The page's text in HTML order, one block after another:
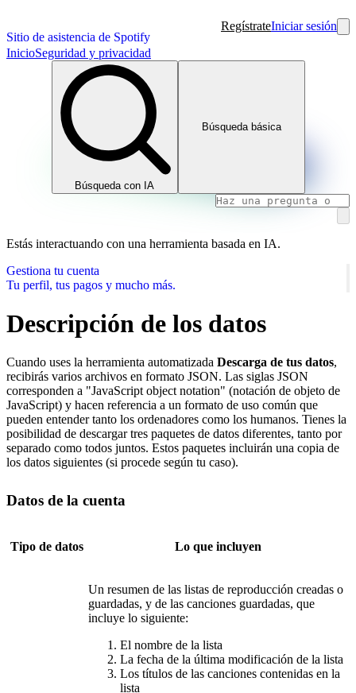
Sitio de asistencia de Spotify
RegístrateIniciar sesión
InicioSeguridad y privacidad
Búsqueda con IA
Búsqueda básica
Estás interactuando con una herramienta basada en IA.
Gestiona tu cuenta
Tu perfil, tus pagos y mucho más.
Descripción de los datos
Cuando uses la herramienta automatizada Descarga de tus datos,
recibirás varios archivos en formato JSON. Las siglas JSON
corresponden a "JavaScript object notation" (notación de objeto de
JavaScript) y hacen referencia a un formato de uso común que
pueden entender tanto los ordenadores como los humanos. Tienes la
posibilidad de descargar tres paquetes de datos diferentes, tanto por
separado como todos juntos. Estos paquetes incluirán una copia de
los datos siguientes (si procede según tu caso).
Datos de la cuenta
Tipo de datos Lo que incluyen
Un resumen de las listas de reproducción creadas o
guardadas, y de las canciones guardadas, que
incluye lo siguiente:
El nombre de la lista
La fecha de la última modificación de la lista
Los títulos de las canciones contenidas en la
lista